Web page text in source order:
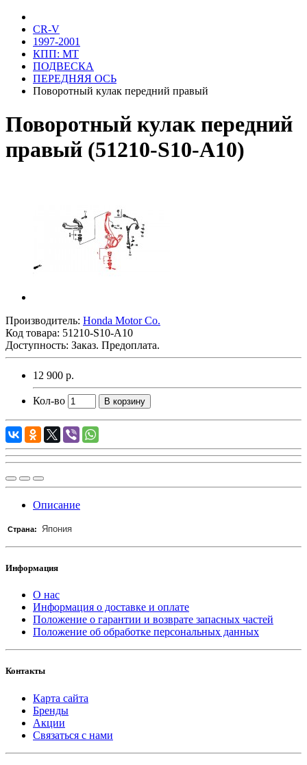
CR-V
1997-2001
КПП: MT
ПОДВЕСКА
ПЕРЕДНЯЯ ОСЬ
Поворотный кулак передний правый
Поворотный кулак передний
правый (51210-S10-A10)
Производитель: Honda Motor Co.
Код товара: 51210-S10-A10
Доступность: Заказ. Предоплата.
12 900 р.
Кол-во В корзину
Описание
Страна: Япония
Информация
О нас
Информация о доставке и оплате
Положение о гарантии и возврате запасных частей
Положение об обработке персональных данных
Контакты
Карта сайта
Бренды
Акции
Связаться с нами